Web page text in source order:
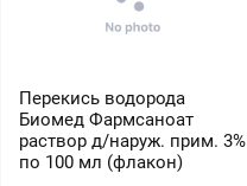
Перекись водорода
Биомед Фармсаноат
раствор д/наруж. прим. 3%
по 100 мл (флакон)